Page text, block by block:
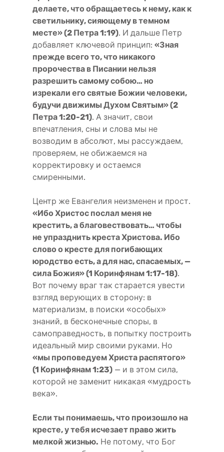
делаете, что обращаетесь к нему, как к
светильнику, сияющему в темном
месте» (2 Петра 1:19). И дальше Петр
добавляет ключевой принцип: «Зная
прежде всего то, что никакого
пророчества в Писании нельзя
разрешить самому собою… но
изрекали его святые Божии человеки,
будучи движимы Духом Святым» (2
Петра 1:20-21). А значит, свои
впечатления, сны и слова мы не
возводим в абсолют, мы рассуждаем,
проверяем, не обижаемся на
корректировку и остаемся
смиренными.
Центр же Евангелия неизменен и прост.
«Ибо Христос послал меня не
крестить, а благовествовать… чтобы
не упразднить креста Христова. Ибо
слово о кресте для погибающих
юродство есть, а для нас, спасаемых, —
сила Божия» (1 Коринфянам 1:17-18).
Вот почему враг так старается увести
взгляд верующих в сторону: в
материализм, в поиски «особых»
знаний, в бесконечные споры, в
самоправедность, в попытку построить
идеальный мир своими руками. Но
«мы проповедуем Христа распятого»
(1 Коринфянам 1:23) — и в этом сила,
которой не заменит никакая «мудрость
века».
Если ты понимаешь, что произошло на
кресте, у тебя исчезает право жить
мелкой жизнью. Не потому, что Бог